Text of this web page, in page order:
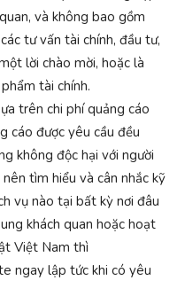
và không bao gồm
tư vấn tài chính, đầu tư,
lời chào mời, hoặc là
tài chính.
trên chi phí quảng cáo
cáo được yêu cầu đều
không độc hại với người
tìm hiểu và cân nhắc kỹ
vụ nào tại bất kỳ nơi đâu
khách quan hoặc hoạt
Việt Nam thì
ngay lập tức khi có yêu